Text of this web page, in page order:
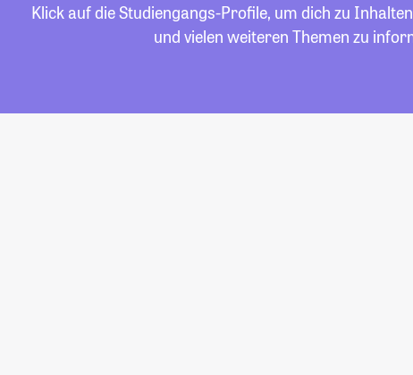
Klick auf die Studiengangs-Profile, um dich zu
und vielen weiteren Themen zu